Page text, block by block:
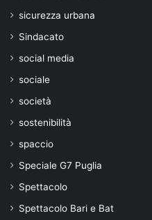
sicurezza urbana
Sindacato
social media
sociale
società
sostenibilità
spaccio
Speciale G7 Puglia
Spettacolo
Spettacolo Bari e Bat